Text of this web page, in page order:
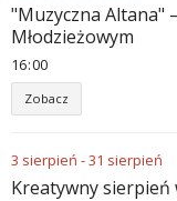
"Muzyczna Altana"
Młodzieżowym
16 00
Zobacz
3 sierpień -31 sierpień
Kreatywny sierpień